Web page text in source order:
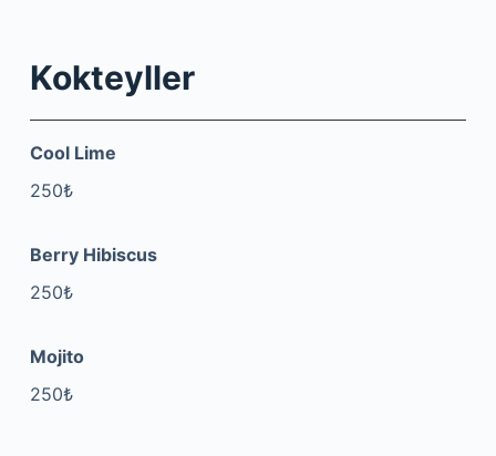
Kokteyller
Cool Lime
250₺
Berry Hibiscus
250₺
Mojito
250₺